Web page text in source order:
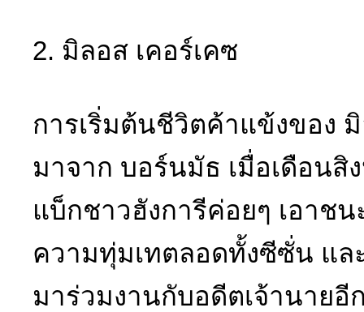
2. มิลอส เคอร์เคซ
การเริ่มต้นชีวิตค้าแข้งของ
มาจาก บอร์นมัธ เมื่อเดือน
แบ็กชาวฮังการีค่อยๆ เอาช
ความทุ่มเทตลอดทั้งซีซั่น แล
มาร่วมงานกับอดีตเจ้านายอี